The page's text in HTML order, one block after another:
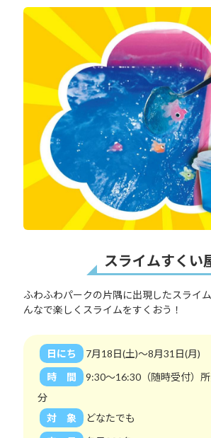
スライムすくい
ふわふわパークの片隅に出現したスライ
んなで楽しくスライムをすくおう！
日にち
7月18日(土)～8月31日(月)
時 間
9:30～16:30（随時受付）
分
対 象
どなたでも